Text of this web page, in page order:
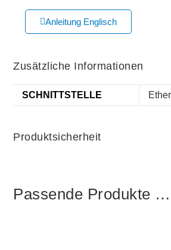
Anleitung Englisch
Zusätzliche Informationen
SCHNITTSTELLE
Produktsicherheit
Passende Produkte …